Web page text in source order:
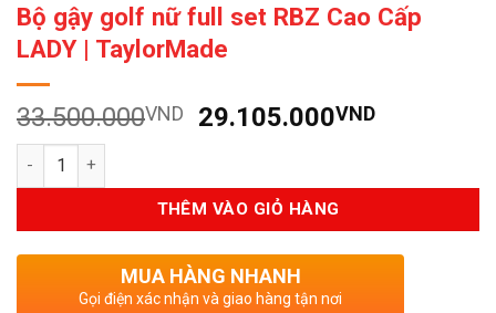
Bộ gậy golf nữ full set RBZ Cao Cấp
LADY | TaylorMade
33.500.000VND
Giá
33.500.000VND.
29.105.000VNDGiá
là:
Số lượng
THÊM VÀO GIỎ HÀNG
MUA HÀNG NHANH
Gọi điện xác nhận và giao hàng tận nơi